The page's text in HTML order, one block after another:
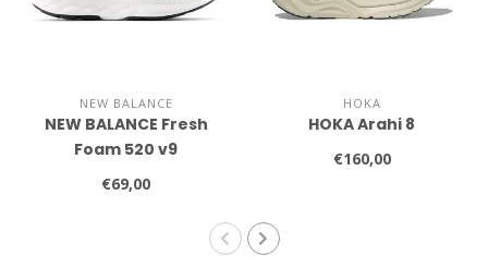
NEW BALANCE
NEW BALANCE Fresh
Foam 520 v9
€69,00
HOKA
HOKA Arahi 8
€160,00